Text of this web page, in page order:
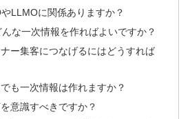
LLMOに関係ありますか？
な一次情報を作ればよいですか？
ー集客につなげるにはどうすれば
も一次情報は作れますか？
意識すべきですか？